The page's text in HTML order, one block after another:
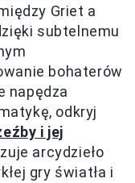
Griet a
subtelnemu
bohaterów
napędza
odkryj
i jej
arcydzieło
gry światła i